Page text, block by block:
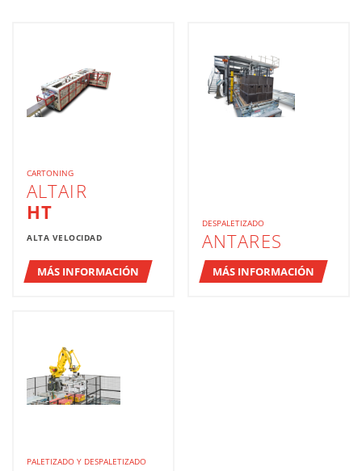
CARTONING
ALTAIR
HT
ALTA VELOCIDAD
MÁS INFORMACIÓN
DESPALETIZADO
ANTARES
MÁS INFORMACIÓN
PALETIZADO Y DESPALETIZADO